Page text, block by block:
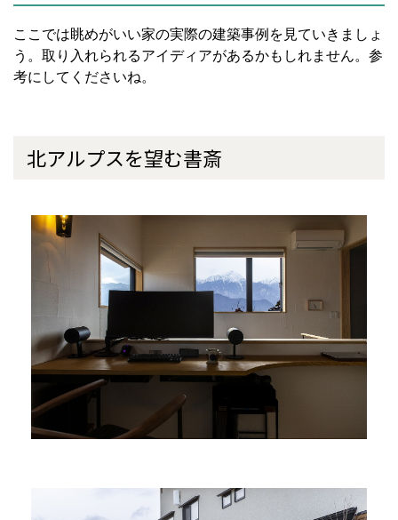
ここでは眺めがいい家の実際の建築事例を見ていきましょ
う。取り入れられるアイディアがあるかもしれません。参
考にしてくださいね。
北アルプスを望む書斎